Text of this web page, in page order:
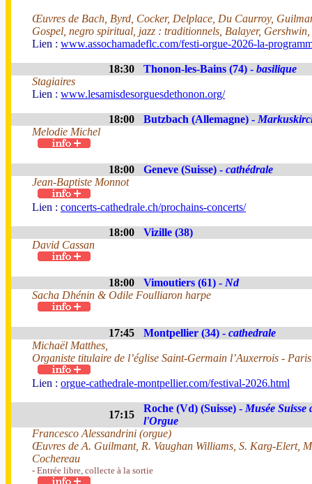
Œuvres de Bach, Byrd, Cocker, Delplace, Du Caurroy,
Gospel, negro spiritual, jazz : traditionnels, Balayer, Gershwin,
Lien : www.assochamadeflc.com/festi-orgue-2026-la-
18:30 Thonon-les-Bains (74) - basilique
Stagiaires
Lien : www.lesamisdesorguesdethonon.org/
18:00 Butzbach (Allemagne) -
Melodie Michel
18:00 Geneve (Suisse) - cathédrale
Jean-Baptiste Monnot
Lien : concerts-cathedrale.ch/prochains-concerts/
18:00
Vizille (38)
David Cassan
18:00 Vimoutiers (61) - Nd
Sacha Dhénin & Odile Foulliaron harpe
17:45 Montpellier (34) - cathedrale
Michaël Matthes,
Organiste titulaire de l’église Saint-Germain l’Auxerrois - Paris
Lien : orgue-cathedrale-montpellier.com/festival-2026.html
17:15
Roche (Vd) (Suisse) - Musée Suisse
l'Orgue
Francesco Alessandrini (orgue)
Œuvres de A. Guilmant, R. Vaughan Williams, S. Karg-Elert,
Cochereau
- Entrée libre, collecte à la sortie